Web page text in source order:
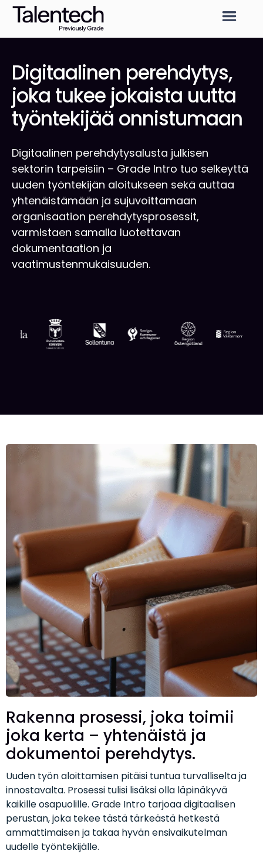
Digitaalinen perehdytys,
joka tukee jokaista uutta
työntekijää onnistumaan
Digitaalinen perehdytysalusta julkisen
sektorin tarpeisiin – Grade Intro tuo selkeyttä
uuden työntekijän aloitukseen sekä auttaa
yhtenäistämään ja sujuvoittamaan
organisaation perehdytysprosessit,
varmistaen samalla luotettavan
dokumentaation ja
vaatimustenmukaisuuden.
Rakenna prosessi, joka toimii
joka kerta – yhtenäistä ja
dokumentoi perehdytys.
Uuden työn aloittamisen pitäisi tuntua turvalliselta ja
innostavalta. Prosessi tulisi lisäksi olla läpinäkyvä
kaikille osapuolille. Grade Intro tarjoaa digitaalisen
perustan, joka tekee tästä tärkeästä hetkestä
ammattimaisen ja takaa hyvän ensivaikutelman
uudelle työntekijälle.